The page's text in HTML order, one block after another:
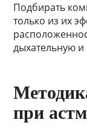
Подбирать
только из их
дыхательную и
при